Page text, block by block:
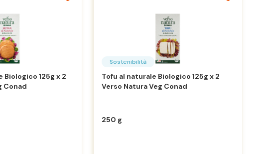
Biologico 125g x 2
Conad
Sostenibilità
Tofu al naturale Biologico 125g x 2
Verso Natura Veg Conad
250 g